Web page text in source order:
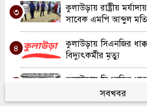
৩
কুলাউড়ায় রাষ্ট্রীয়
সাবেক এমপি আব্দুল
৪
কুলাউড়ায় সিএনজির
বিদ্যুৎকর্মীর মৃত্যু
কুলাউড়ায় সিএনজির
কর্মী আহত; একজন
সবখবর